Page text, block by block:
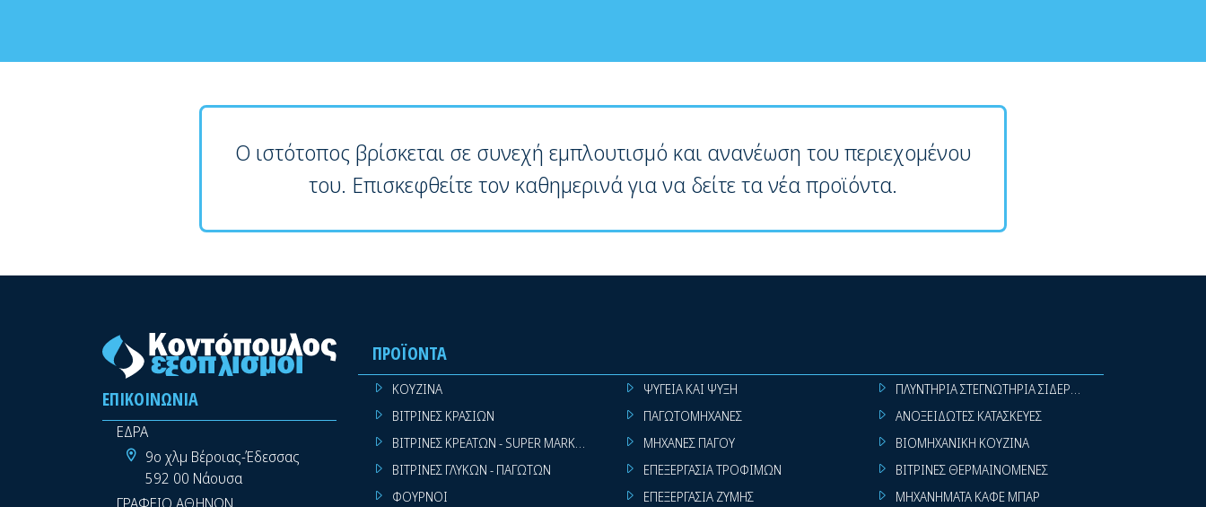
Ο ιστότοπος βρίσκεται σε συνεχή εμπλουτισμό και ανανέωση του περιεχομένου
του. Επισκεφθείτε τον καθημερινά για να δείτε τα νέα προϊόντα.
ΕΠΙΚΟΙΝΩΝΊΑ
ΕΔΡΑ
9ο χλμ Βέροιας-Έδεσσας
592 00 Νάουσα
ΠΡΟΪΌΝΤΑ
ΚΟΥΖΙΝΑ
ΒΙΤΡΙΝΕΣ ΚΡΑΣΙΩΝ
ΒΙΤΡΙΝΕΣ ΚΡΕΑΤΩΝ - SUPER MARKET
ΒΙΤΡΙΝΕΣ ΓΛΥΚΩΝ - ΠΑΓΩΤΩΝ
ΦΟΥΡΝΟΙ
ΨΥΓΕΙΑ ΚΑΙ ΨΥΞΗ
ΠΑΓΩΤΟΜΗΧΑΝΕΣ
ΜΗΧΑΝΕΣ ΠΑΓΟΥ
ΕΠΕΞΕΡΓΑΣΙΑ ΤΡΟΦΙΜΩΝ
ΕΠΕΞΕΡΓΑΣΙΑ ΖΥΜΗΣ
ΠΛΥΝΤΗΡΙΑ ΣΤΕΓΝΩΤΗΡΙΑ ΣΙΔΕΡΩΤΗΡΙΑ ΡΟΥΧΩΝ
ΑΝΟΞΕΙΔΩΤΕΣ ΚΑΤΑΣΚΕΥΕΣ
ΒΙΟΜΗΧΑΝΙΚΗ ΚΟΥΖΙΝΑ
ΒΙΤΡΙΝΕΣ ΘΕΡΜΑΙΝΟΜΕΝΕΣ
ΜΗΧΑΝΗΜΑΤΑ ΚΑΦΕ ΜΠΑΡ